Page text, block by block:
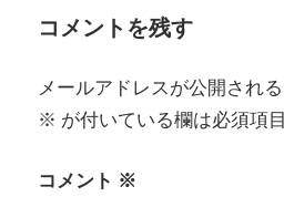
ー
シ
ョ
ン
コメントを残す
メールアドレスが公開され
※ が付いている欄は必須項
コメント ※